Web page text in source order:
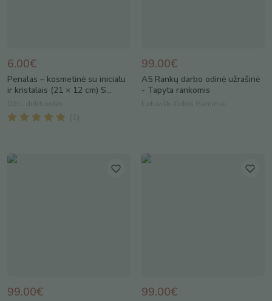
6.00€
Penalas – kosmetinė su inicialu
ir kristalais (21 × 12 cm) S...
Dži.L dirbtuvėlės
( 1
99.00€
A5 Rankų darbo odinė užrašinė
- Tapyta rankomis
Lietuviški Odos Gaminiai
99.00€ 99.00€